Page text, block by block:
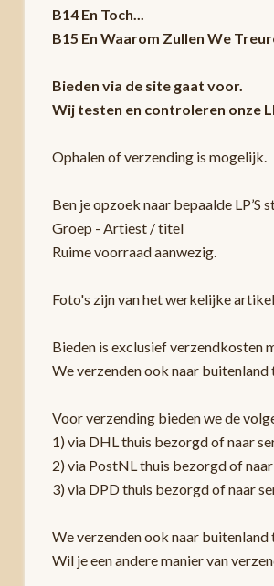
B14 En Toch...
B15 En Waarom Zullen We
Bieden via de site gaat voor.
Wij testen en controleren onze
Ophalen of verzending is mogelijk.
Ben je opzoek naar bepaalde LP’S
Groep - Artiest / titel
Ruime voorraad aanwezig.
Foto's zijn van het werkelijke
Bieden is exclusief verzendkosten
We verzenden ook naar
Voor verzending bieden we de
1) via DHL thuis bezorgd of naar
2) via PostNL thuis bezorgd of
3) via DPD thuis bezorgd of naar
We verzenden ook naar
Wil je een andere manier van